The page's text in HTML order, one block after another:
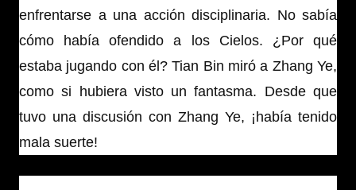
enfrentarse a una acción disciplinaria. No sabía
cómo había ofendido a los Cielos. ¿Por qué
estaba jugando con él? Tian Bin miró a Zhang Ye,
como si hubiera visto un fantasma. Desde que
tuvo una discusión con Zhang Ye, ¡había tenido
mala suerte!